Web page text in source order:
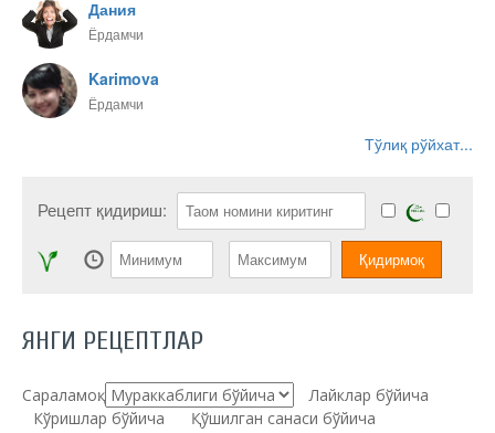
Дания
Ёрдамчи
Karimova
Ёрдамчи
Тўлиқ рўйхат...
Рецепт қидириш:
ЯНГИ РЕЦЕПТЛАР
Сараламоқ:
Лайклар бўйича
Кўришлар бўйича
Қўшилган санаси бўйича